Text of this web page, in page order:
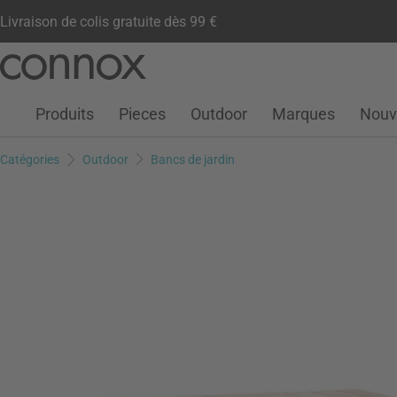
Livraison de colis gratuite dès 99 €
contenu
Compte clientListe de souhaits
Warenkorb
Produits Pieces Outdoor Marques
Catégories Outdoor Bancs de jardin